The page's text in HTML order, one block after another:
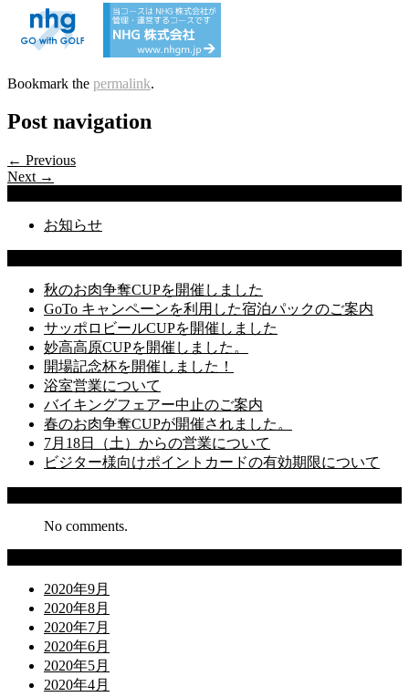
Bookmark the permalink.
Post navigation
← Previous
Next →
お知らせ
秋のお肉争奪CUPを開催しました
GoTo キャンペーンを利用した宿泊パックのご案内
サッポロビールCUPを開催しました
妙高高原CUPを開催しました。
開場記念杯を開催しました！
浴室営業について
バイキングフェアー中止のご案内
春のお肉争奪CUPが開催されました。
7月18日（土）からの営業について
ビジター様向けポイントカードの有効期限について
No comments.
2020年9月
2020年8月
2020年7月
2020年6月
2020年5月
2020年4月